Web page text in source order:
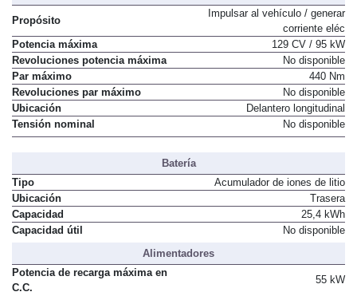
Motor Eléctrico 1
Propósito
Impulsar al vehículo / generar
corriente eléc
Potencia máxima
129 CV / 95 kW
Revoluciones potencia máxima
No disponible
Par máximo
440 Nm
Revoluciones par máximo
No disponible
Ubicación
Delantero longitudinal
Tensión nominal
No disponible
Batería
Tipo
Acumulador de iones de litio
Ubicación
Trasera
Capacidad
25,4 kWh
Alimentadores
Potencia de recarga máxima en